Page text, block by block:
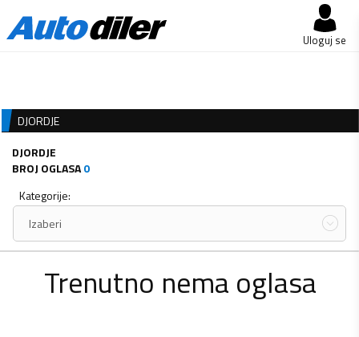
Uloguj se
DJORDJE
DJORDJE
BROJ OGLASA0
Kategorije:
Izaberi
Trenutno nema oglasa